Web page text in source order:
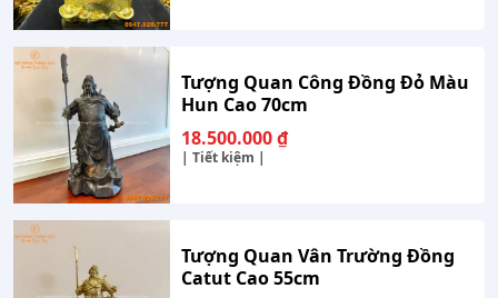
Tượng Quan Công Đồng Đỏ Màu
Hun Cao 70cm
18.500.000₫
| Tiết kiệm |
Tượng Quan Vân Trường Đồng
Catut Cao 55cm